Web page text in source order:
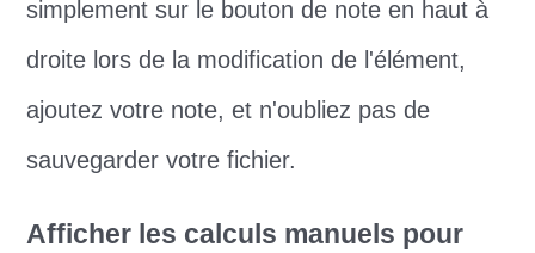
simplement sur le bouton de note en haut à
droite lors de la modification de l'élément,
ajoutez votre note, et n'oubliez pas de
sauvegarder votre fichier.
Afficher les calculs manuels pour